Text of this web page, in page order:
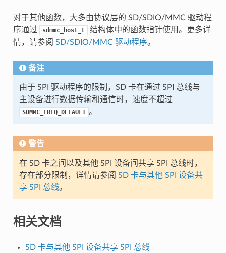
对于其他函数，大多由协议层的 SD/SDIO/MMC 驱动程
序通过
sdmmc_host_t
结构体中的函数指针使用。更多详
情，请参阅 SD/SDIO/MMC 驱动程序。
备注
由于 SPI 驱动程序的限制，SD 卡在通过 SPI 总线与
主设备进行数据传输和通信时，速度不超过
SDMMC_FREQ_DEFAULT 。
警告
在 SD 卡之间以及其他 SPI 设备间共享 SPI 总线时，
存在部分限制，详情请参阅 SD 卡与其他 SPI 设备共
享 SPI 总线。
相关文档
SD 卡与其他 SPI 设备共享 SPI 总线